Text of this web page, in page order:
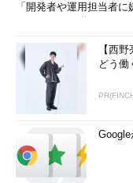
「開発者や運用担当者に
【西
どう働